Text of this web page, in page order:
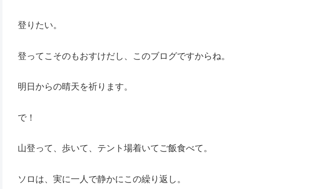
登りたい。
登ってこそのもおすけだし、このブログですからね。
明日からの晴天を祈ります。
で！
山登って、歩いて、テント場着いてご飯食べて。
ソロは、実に一人で静かにこの繰り返し。